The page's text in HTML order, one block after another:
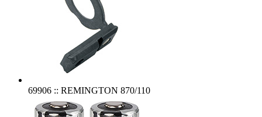
69906 :: REMINGTON 870/110